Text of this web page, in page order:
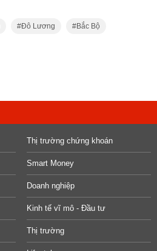
Đô Lương Bắc Bộ
Thị trường chứng khoán
Smart Money
Doanh nghiệp
Kinh tế vĩ mô - Đầu tư
Thị trường